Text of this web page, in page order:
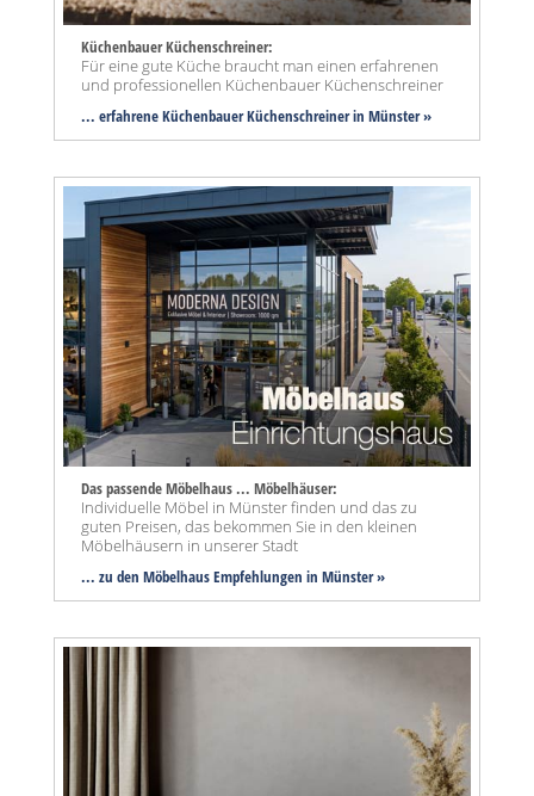
Küchenbauer Küchenschreiner:
Für eine gute Küche braucht man einen erfahrenen
und professionellen Küchenbauer Küchenschreiner
... erfahrene Küchenbauer Küchenschreiner in Münster »
Das passende Möbelhaus ... Möbelhäuser:
Individuelle Möbel in Münster finden und das zu
guten Preisen, das bekommen Sie in den kleinen
Möbelhäusern in unserer Stadt
... zu den Möbelhaus Empfehlungen in Münster »